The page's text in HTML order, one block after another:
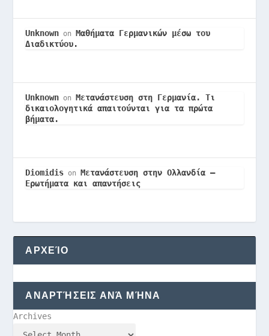
Unknown on Μαθήματα Γερμανικών μέσω του
Διαδικτύου.
Unknown on Μετανάστευση στη Γερμανία. Τι
δικαιολογητικά απαιτούνται για τα πρώτα
βήματα.
Diomidis on Μετανάστευση στην Ολλανδία –
Ερωτήματα και απαντήσεις
ΑΡΧΕΊΟ
ΑΝΑΡΤΉΣΕΙΣ ΑΝΆ ΜΉΝΑ
Archives